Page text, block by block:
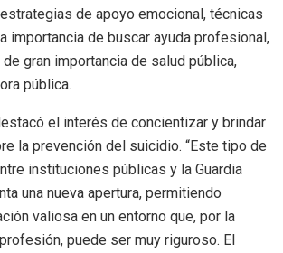
de apoyo emocional, técnicas
importancia de buscar ayuda profesional,
gran importancia de salud pública,
pública.
el interés de concientizar y brindar
la prevención del suicidio. “Este tipo de
instituciones públicas y la Guardia
una nueva apertura, permitiendo
valiosa en un entorno que, por la
puede ser muy riguroso. El